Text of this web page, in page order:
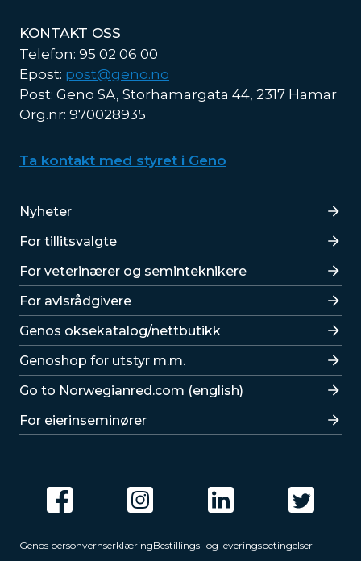
KONTAKT OSS
Telefon: 95 02 06 00
Epost: post@geno.no
Post: Geno SA, Storhamargata 44, 2317 Hamar
Org.nr: 970028935
Ta kontakt med styret i Geno
Lenker
Nyheter
For tillitsvalgte
For veterinærer og seminteknikere
For avlsrådgivere
Lenker
Genos oksekatalog/nettbutikk
Genoshop for utstyr m.m.
Go to Norwegianred.com (english)
For eierinseminører
Genos personvernserklæringBestillings- og leveringsbetingelser